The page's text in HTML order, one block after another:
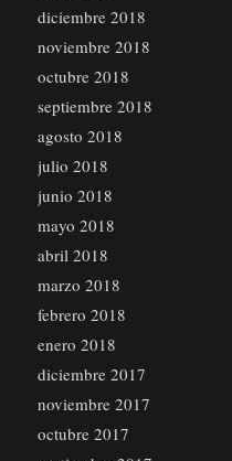
diciembre 2018
noviembre 2018
octubre 2018
septiembre 2018
agosto 2018
julio 2018
junio 2018
mayo 2018
abril 2018
marzo 2018
febrero 2018
enero 2018
diciembre 2017
noviembre 2017
octubre 2017